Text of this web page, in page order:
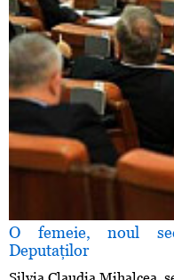
O femeie, noul
Deputaţilor